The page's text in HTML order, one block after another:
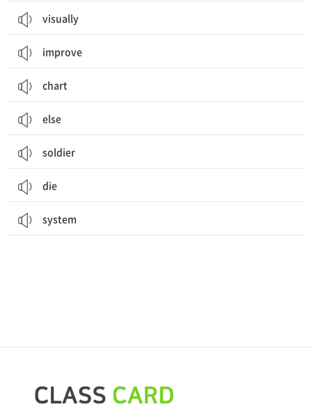
visually
improve
chart
else
soldier
die
system